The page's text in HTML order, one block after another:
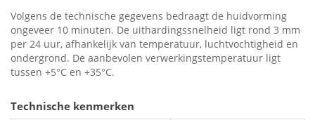
Volgens de technische gegevens bedraagt de huidvorming
ongeveer 10 minuten. De uithardingssnelheid ligt rond 3 mm
per 24 uur, afhankelijk van temperatuur, luchtvochtigheid en
ondergrond. De aanbevolen verwerkingstemperatuur ligt
tussen +5°C en +35°C.
Technische kenmerken